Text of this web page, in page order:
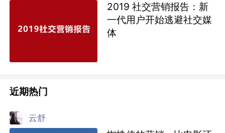
2019 社交营销报告：新
一代用户开始逃避社交媒
体
近期热门
云舒